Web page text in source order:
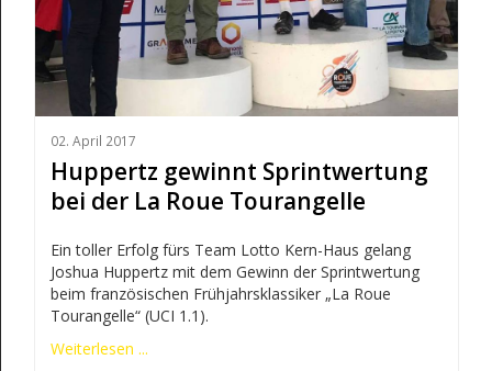
02. April 2017
Huppertz gewinnt Sprintwertung
bei der La Roue Tourangelle
Ein toller Erfolg fürs Team Lotto Kern-Haus gelang
Joshua Huppertz mit dem Gewinn der Sprintwertung
beim französischen Frühjahrsklassiker „La Roue
Tourangelle“ (UCI 1.1).
Weiterlesen ...